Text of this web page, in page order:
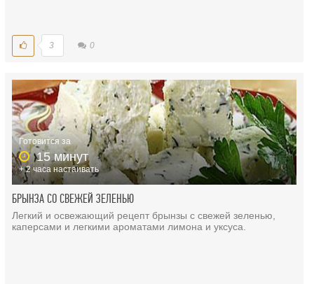
3 0
Готовится за
15 минут
+ 2 часа настаивать
БРЫНЗА СО СВЕЖЕЙ ЗЕЛЕНЬЮ
Легкий и освежающий рецепт брынзы с свежей зеленью,
каперсами и легкими ароматами лимона и уксуса.